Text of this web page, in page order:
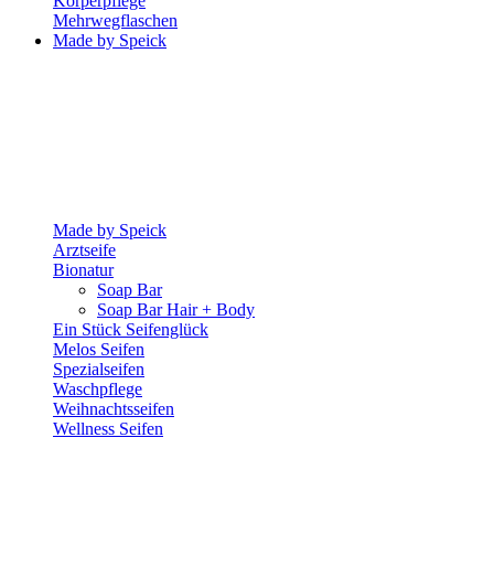
Mehrwegflaschen
Made by Speick
Made by Speick
Arztseife
Bionatur
Soap Bar
Soap Bar Hair + Body
Ein Stück Seifenglück
Melos Seifen
Spezialseifen
Waschpflege
Weihnachtsseifen
Wellness Seifen